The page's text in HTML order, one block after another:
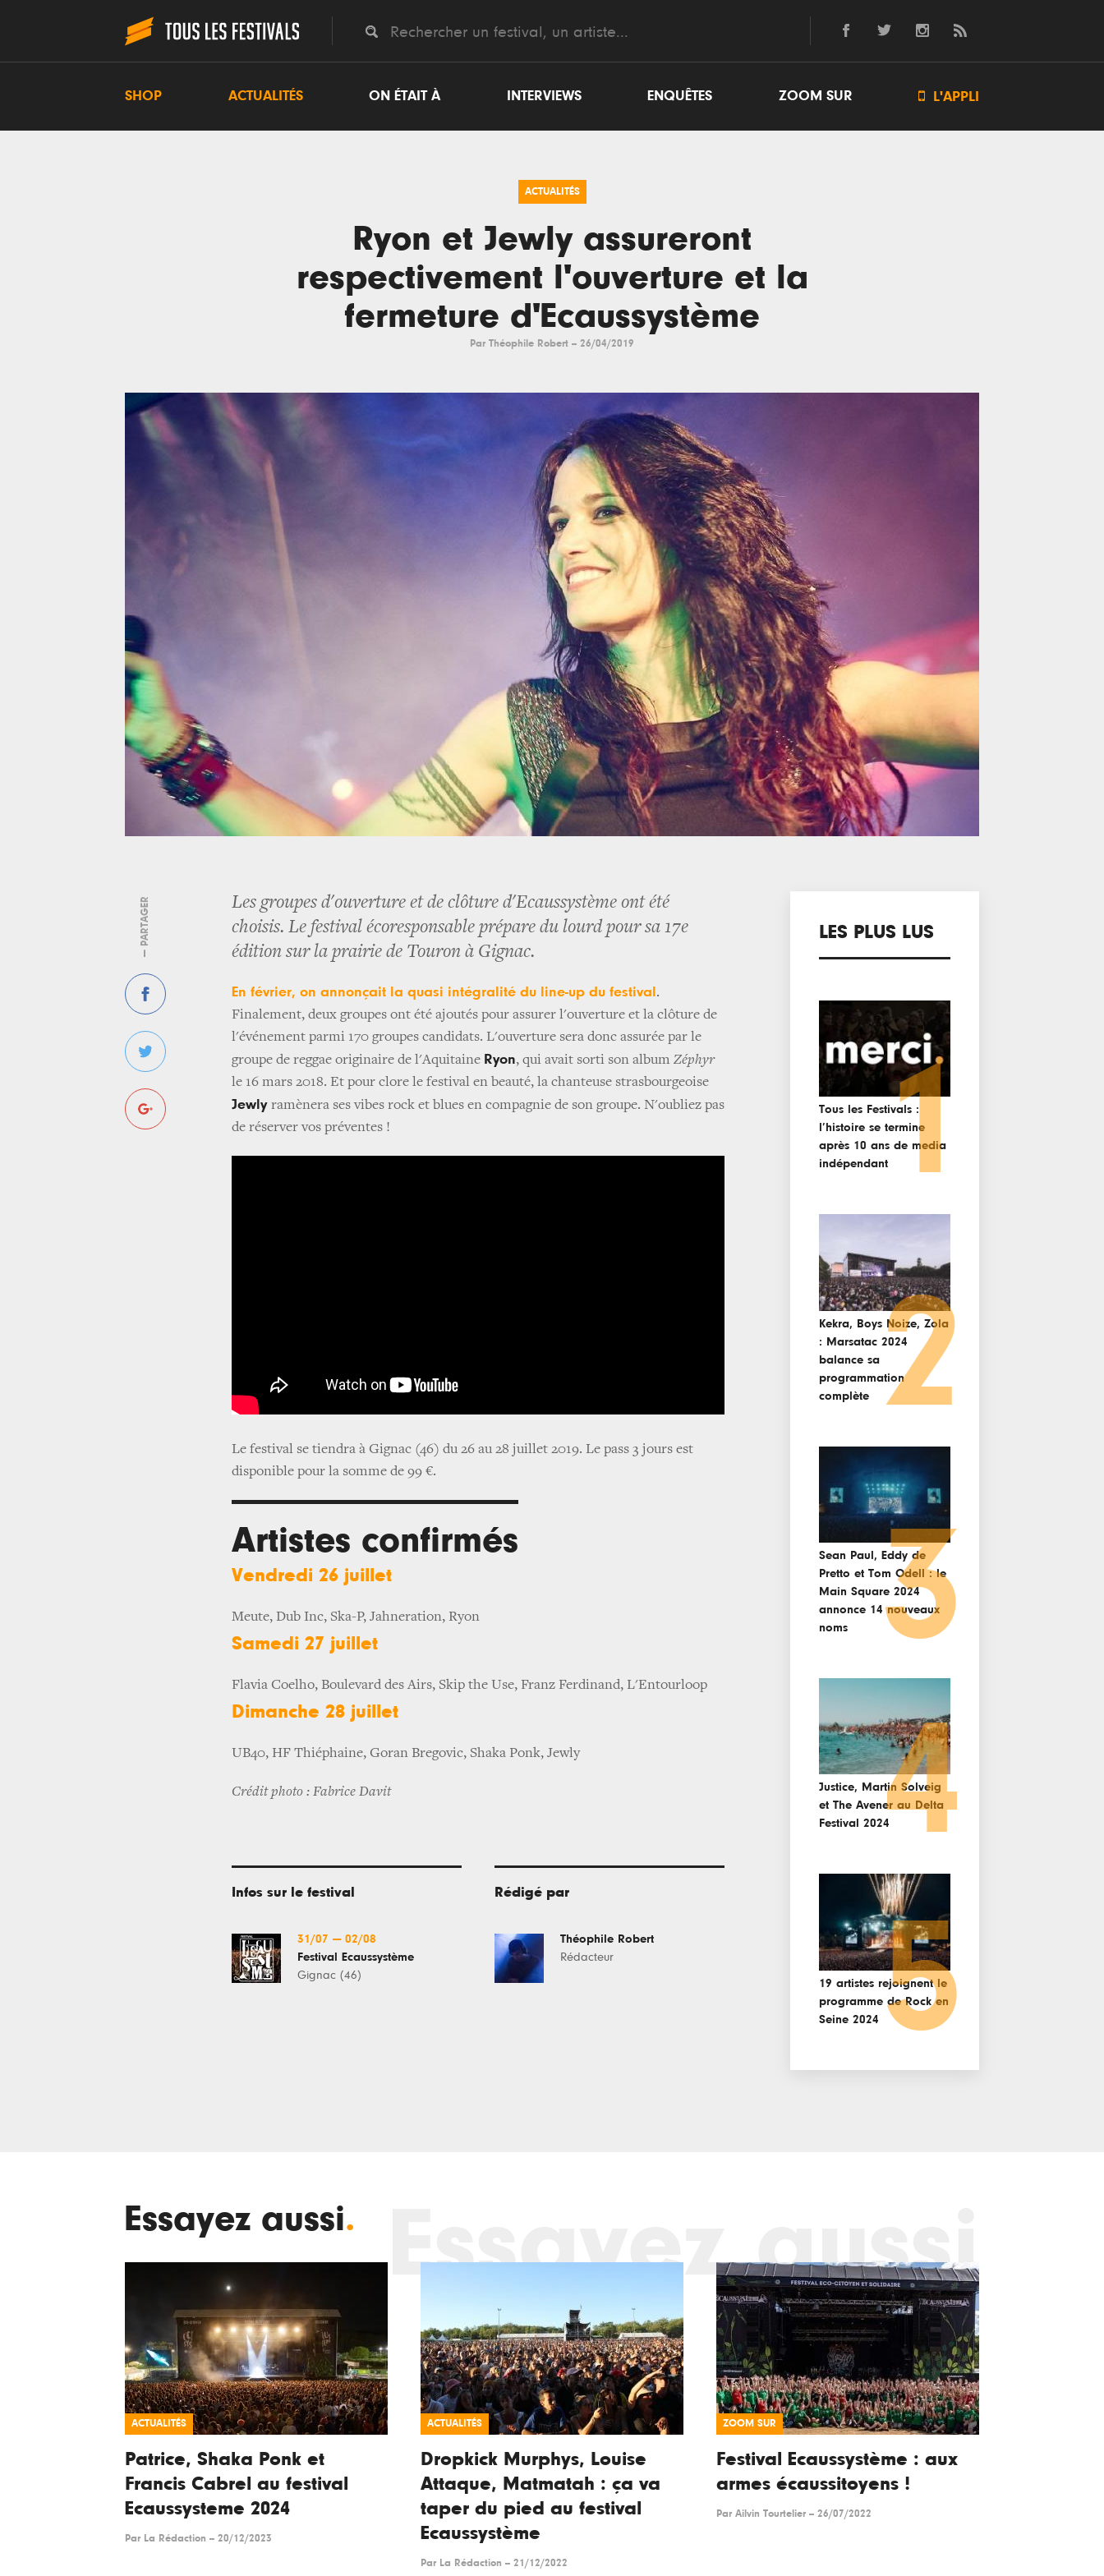
SHOP ACTUALITÉS ON ÉTAIT À INTERVIEWS ENQUÊTES ZOOM SUR  L'APPLI
ACTUALITÉS
Ryon et Jewly assureront
respectivement l'ouverture et la
fermeture d'Ecaussystème
Par Théophile Robert -- 26/04/2019
— PARTAGER
Les groupes d'ouverture et de clôture d'Ecaussystème ont été
choisis. Le festival écoresponsable prépare du lourd pour sa 17e
édition sur la prairie de Touron à Gignac.
En février, on annonçait la quasi intégralité du line-up du festival .
Finalement, deux groupes ont été ajoutés pour assurer l'ouverture et la clôture de
l'événement parmi 170 groupes candidats. L'ouverture sera donc assurée par le
groupe de reggae originaire de l'Aquitaine Ryon, qui avait sorti son album Zéphyr
le 16 mars 2018. Et pour clore le festival en beauté, la chanteuse strasbourgeoise
Jewly ramènera ses vibes rock et blues en compagnie de son groupe. N'oubliez pas
de réserver vos préventes !
Le festival se tiendra à Gignac (46) du 26 au 28 juillet 2019. Le pass 3 jours est
disponible pour la somme de 99 €.
Artistes confirmés
Vendredi 26 juillet
Meute, Dub Inc, Ska-P, Jahneration, Ryon
Samedi 27 juillet
Flavia Coelho, Boulevard des Airs, Skip the Use, Franz Ferdinand, L'Entourloop
Dimanche 28 juillet
UB40, HF Thiéphaine, Goran Bregovic, Shaka Ponk, Jewly
Crédit photo : Fabrice Davit
Infos sur le festival
31/07 — 02/08
Festival Ecaussystème
Gignac (46)
Rédigé par
Théophile Robert
Rédacteur
LES PLUS LUS
Tous les Festivals :
l’histoire se termine
après 10 ans de media
indépendant1
Kekra, Boys Noize, Zola
: Marsatac 2024
balance sa
programmation
complète
2
Sean Paul, Eddy de
Pretto et Tom Odell : le
Main Square 2024
annonce 14 nouveaux
noms
3
Justice, Martin Solveig
et The Avener au Delta
Festival 20244
19 artistes rejoignent le
programme de Rock en
Seine 2024 5
Essayez aussi. Essayez aussi
ACTUALITÉS
Patrice, Shaka Ponk et
Francis Cabrel au festival
Ecaussysteme 2024
Par La Rédaction -- 20/12/2023
ACTUALITÉS
Dropkick Murphys, Louise
Attaque, Matmatah : ça va
taper du pied au festival
Ecaussystème
Par La Rédaction -- 21/12/2022
ZOOM SUR
Festival Ecaussystème : aux
armes écaussitoyens !
Par Ailvin Tourtelier -- 26/07/2022